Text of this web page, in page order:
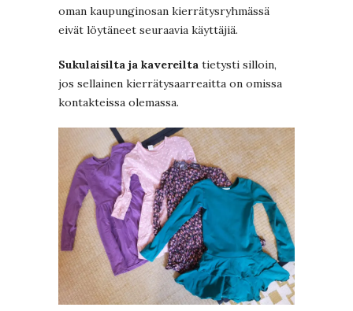
oman kaupunginosan kierrätysryhmässä
eivät löytäneet seuraavia käyttäjiä.
Sukulaisilta ja kavereilta tietysti silloin,
jos sellainen kierrätysaarreaitta on omissa
kontakteissa olemassa.